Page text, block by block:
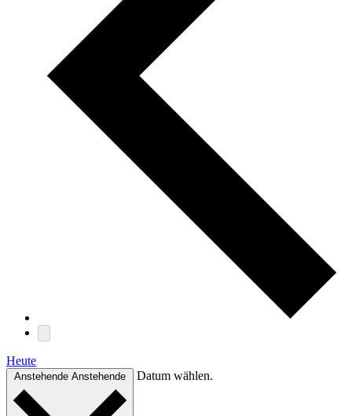
Heute
Anstehende Anstehende Datum wählen.